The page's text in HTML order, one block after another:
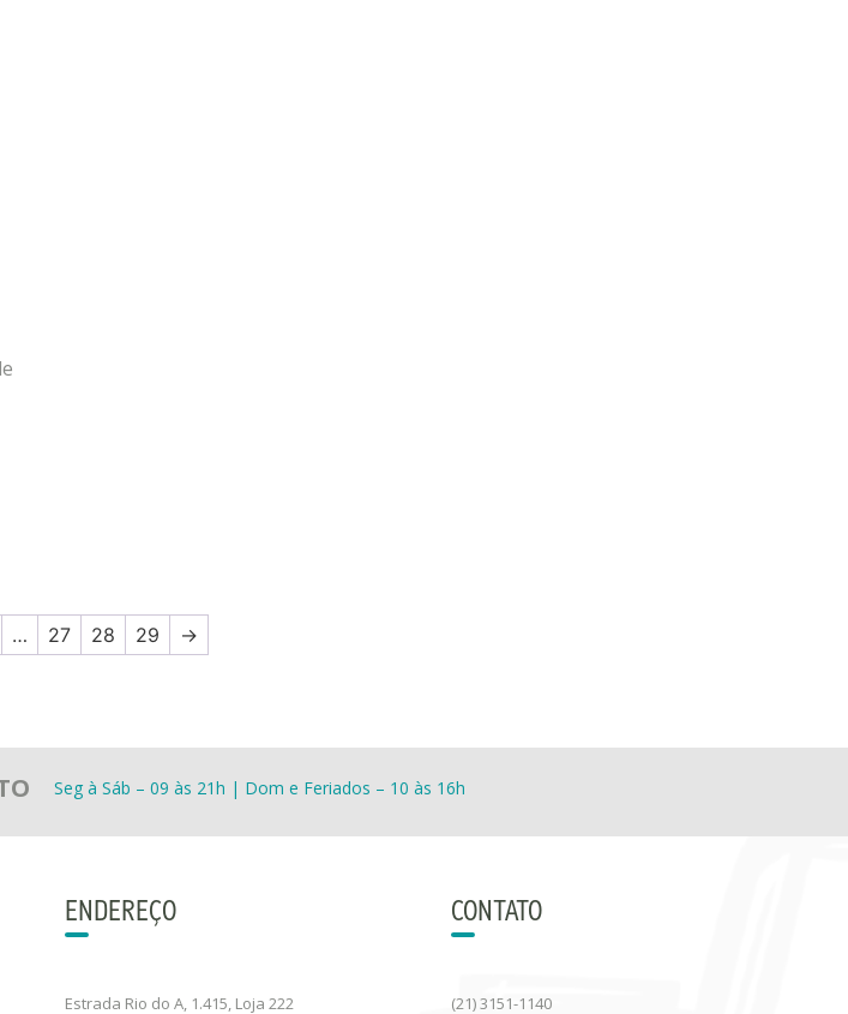
… 27 28 29 →
Seg à Sáb – 09 às 21h | Dom e Feriados – 10 às 16h
ENDEREÇO
Estrada Rio do A, 1.415, Loja 222
CONTATO
(21) 3151-1140